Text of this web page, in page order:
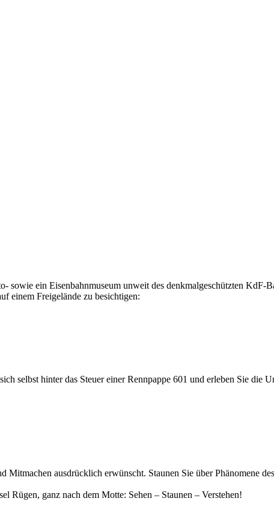
ein Eisenbahnmuseum unweit des denkmalgeschützten KdF-
einem Freigelände zu besichtigen:
selbst hinter das Steuer einer Rennpappe 601 und erleben Sie die
Mitmachen ausdrücklich erwünscht. Staunen Sie über Phänomene
Rügen, ganz nach dem Motte: Sehen – Staunen – Verstehen!